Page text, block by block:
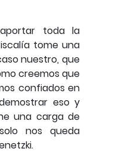
toda la
tome una
nuestro, que
creemos que
confiados en
eso y
una carga de
nos queda